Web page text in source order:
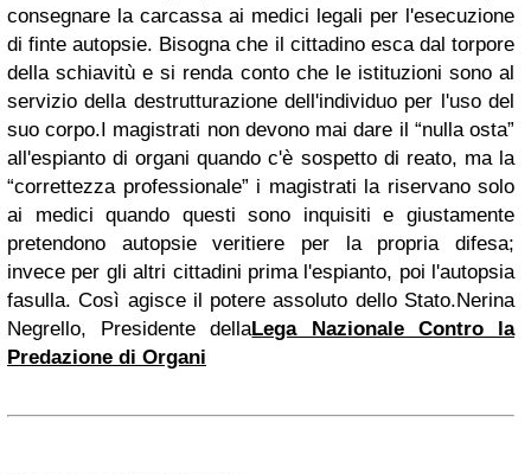
consegnare la carcassa ai medici legali per l'esecuzione
di finte autopsie. Bisogna che il cittadino esca dal torpore
della schiavitù e si renda conto che le istituzioni sono al
servizio della destrutturazione dell'individuo per l'uso del
suo corpo.I magistrati non devono mai dare il “nulla osta”
all'espianto di organi quando c'è sospetto di reato, ma la
“correttezza professionale” i magistrati la riservano solo
ai medici quando questi sono inquisiti e giustamente
pretendono autopsie veritiere per la propria difesa;
invece per gli altri cittadini prima l'espianto, poi l'autopsia
fasulla. Così agisce il potere assoluto dello Stato.Nerina
Negrello, Presidente dellaLega Nazionale Contro la
Predazione di Organi